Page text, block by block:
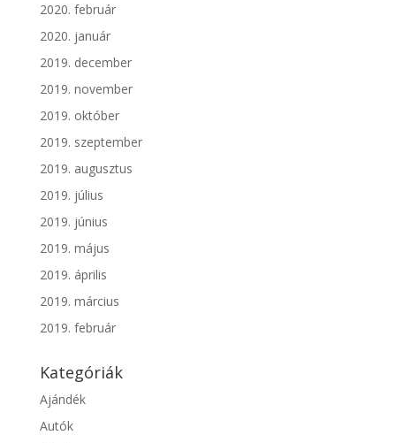
2020. február
2020. január
2019. december
2019. november
2019. október
2019. szeptember
2019. augusztus
2019. július
2019. június
2019. május
2019. április
2019. március
2019. február
Kategóriák
Ajándék
Autók